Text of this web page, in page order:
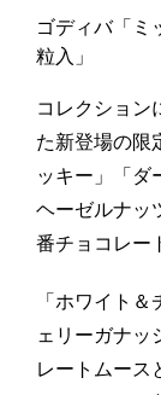
ゴディバ「ミ
粒入」
コレクション
た新登場の限
ッキー」「ダ
ヘーゼルナッ
番チョコレー
「ホワイト
ェリーガナッ
レートムース